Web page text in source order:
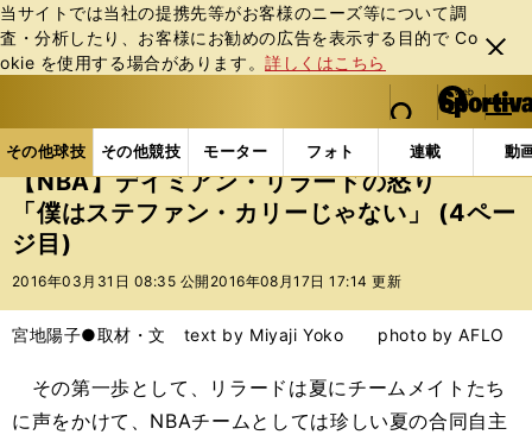
当サイトでは当社の提携先等がお客様のニーズ等について調
査・分析したり、お客様にお勧めの広告を表⽰する⽬的で Co
okie を使⽤する場合があります。詳しくはこちら
閉じ
る
web Sportiva (webスポルティーバ)
検索
マイペ
ー
ジ
メニュ
その他球技 その他競技 モーター フォト 連載 動
ス
ポ
ル
テ
ー
バ
その他球技の記事一覧 バスケットボール NBA
【NBA】デイミアン・リラードの怒り
「僕はステファン・カリーじゃない」 (4ペー
ジ目)
2016年03月31日 08:35 公開 2016年08月17日 17:14 更新
宮地陽子●取材・文 text by Miyaji Yoko photo by AFLO
その第一歩として、リラードは夏にチームメイトたち
に声をかけて、NBAチームとしては珍しい夏の合同自主